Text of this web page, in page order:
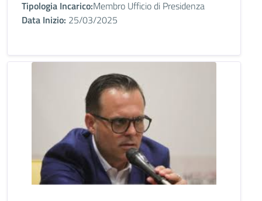
Tipologia Incarico:Membro Ufficio di Presidenza
Data Inizio: 25/03/2025